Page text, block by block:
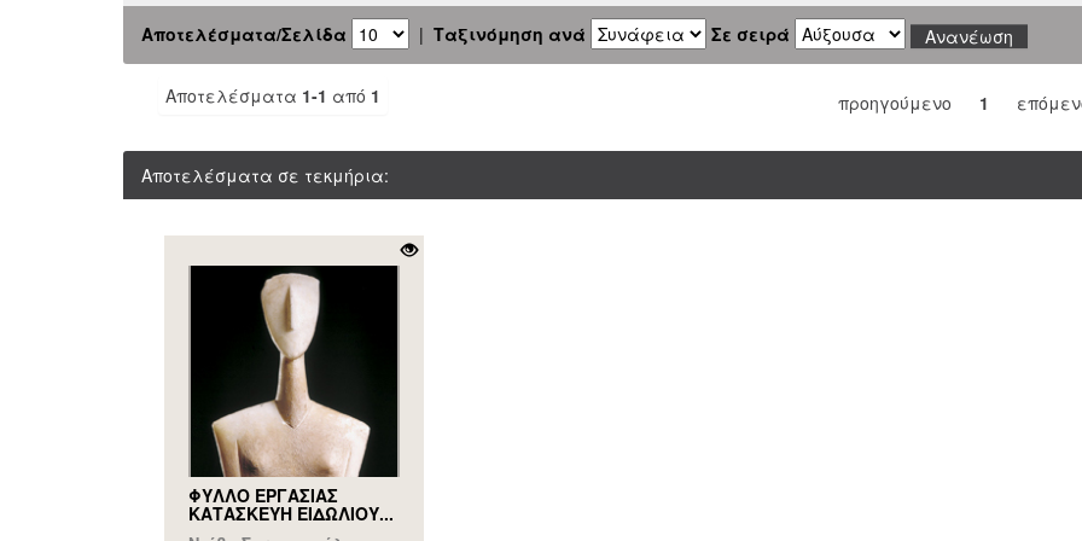
Αποτελέσματα/Σελίδα | Ταξινόμηση ανά Σε σειρά
Αποτελέσματα 1-1 από 1 προηγούμενο 1
Αποτελέσματα σε τεκμήρια:
ΦΥΛΛΟ ΕΡΓΑΣΙΑΣ
ΚΑΤΑΣΚΕΥΗ ΕΙΔΩΛΙΟΥ...